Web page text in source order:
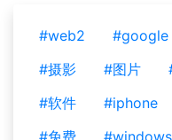
#web2 #google
#摄影
#图片
#软件
#iphone
#免费
#windows